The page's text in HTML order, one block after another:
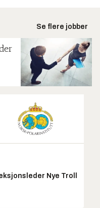
Se flere jobber
Nye Troll